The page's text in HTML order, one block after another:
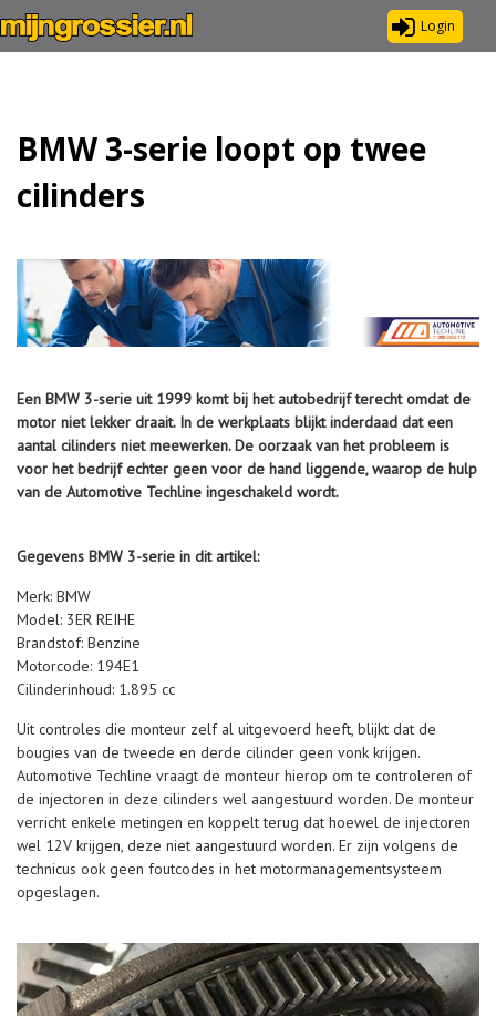
Login
BMW 3-serie loopt op twee
cilinders
Een BMW 3-serie uit 1999 komt bij het autobedrijf terecht omdat de
motor niet lekker draait. In de werkplaats blijkt inderdaad dat een
aantal cilinders niet meewerken. De oorzaak van het probleem is
voor het bedrijf echter geen voor de hand liggende, waarop de hulp
van de Automotive Techline ingeschakeld wordt.
Gegevens BMW 3-serie in dit artikel:
Merk: BMW
Model: 3ER REIHE
Brandstof: Benzine
Motorcode: 194E1
Cilinderinhoud: 1.895 cc
Uit controles die monteur zelf al uitgevoerd heeft, blijkt dat de
bougies van de tweede en derde cilinder geen vonk krijgen.
Automotive Techline vraagt de monteur hierop om te controleren of
de injectoren in deze cilinders wel aangestuurd worden. De monteur
verricht enkele metingen en koppelt terug dat hoewel de injectoren
wel 12V krijgen, deze niet aangestuurd worden. Er zijn volgens de
technicus ook geen foutcodes in het motormanagementsysteem
opgeslagen.